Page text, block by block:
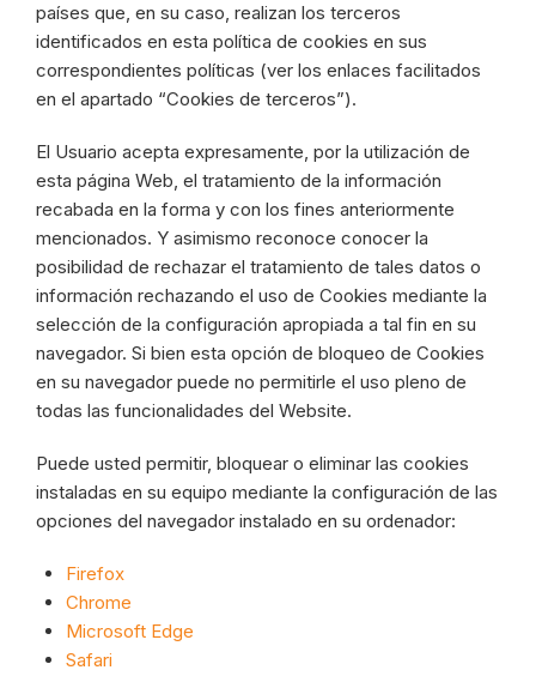
países que, en su caso, realizan los terceros
identificados en esta política de cookies en sus
correspondientes políticas (ver los enlaces facilitados
en el apartado “Cookies de terceros”).
El Usuario acepta expresamente, por la utilización de
esta página Web, el tratamiento de la información
recabada en la forma y con los fines anteriormente
mencionados. Y asimismo reconoce conocer la
posibilidad de rechazar el tratamiento de tales datos o
información rechazando el uso de Cookies mediante la
selección de la configuración apropiada a tal fin en su
navegador. Si bien esta opción de bloqueo de Cookies
en su navegador puede no permitirle el uso pleno de
todas las funcionalidades del Website.
Puede usted permitir, bloquear o eliminar las cookies
instaladas en su equipo mediante la configuración de las
opciones del navegador instalado en su ordenador:
Firefox
Chrome
Microsoft Edge
Safari